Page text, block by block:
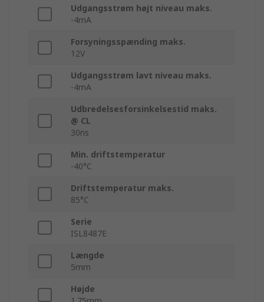
Udgangsstrøm højt niveau maks.
-4mA
Forsyningsspænding maks.
12V
Udgangsstrøm lavt niveau maks.
-4mA
Udbredelsesforsinkelsestid maks.
@ CL
30ns
Min. driftstemperatur
-40°C
Driftstemperatur maks.
85°C
Serie
ISL8487E
Længde
5mm
Højde